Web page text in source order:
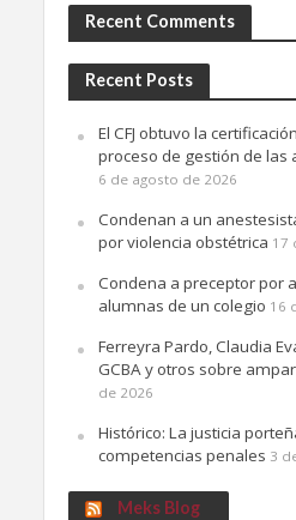
Recent Comments
Recent Posts
El CFJ obtuvo la
proceso de gestión de las
6 de agosto de 2026
Condenan a un
por violencia obstétrica 17
Condena a preceptor por
alumnas de un colegio 16
Ferreyra Pardo, Claudia
GCBA y otros sobre
de 2026
Histórico: La justicia
competencias penales 3
Meks Blog